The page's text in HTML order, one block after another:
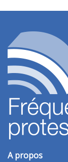
A propos